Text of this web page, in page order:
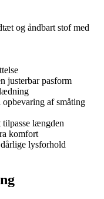
og åndbart stof med
justerbar pasform
af småting
længden
komfort
lysforhold